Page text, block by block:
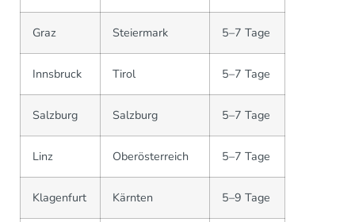
Graz Steiermark 5–7 Tage
Innsbruck Tirol 5–7 Tage
Salzburg Salzburg 5–7 Tage
Linz Oberösterreich 5–7 Tage
Klagenfurt Kärnten 5–9 Tage